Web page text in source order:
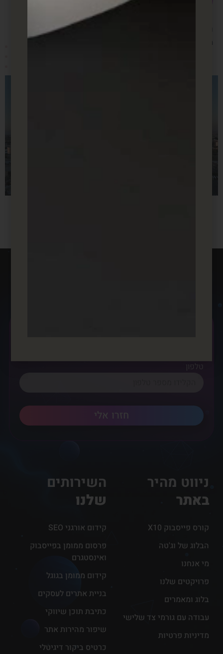
מהשעה 8.00 עד השעה 17.00
טלפון
חזרו אלי
ניווט מהיר
באתר
קורס פייסבוק X10
הבלוג של וג'טה
מי אנחנו
פרויקטים שלנו
בלוג ומאמרים
עבודה עם גורמי צד שלישי
מדיניות פרטיות
השירותים
שלנו
קידום אורגני SEO
פרסום ממומן בפייסבוק
ואינסטגרם
קידום ממומן בגוגל
בניית אתרים לעסקים
כתיבת תוכן שיווקי
שיפור מהירות אתר
כרטיס ביקור דיגיטלי